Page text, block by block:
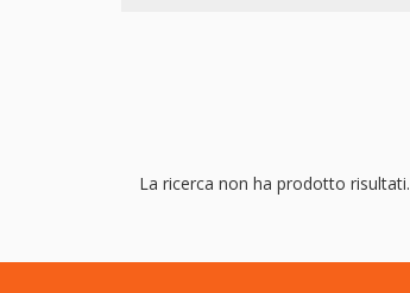
La ricerca non ha prodotto risultati.